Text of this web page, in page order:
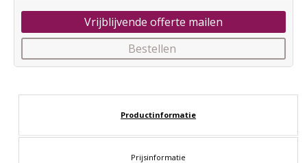
Vrijblijvende offerte mailen
Bestellen
Productinformatie
Prijsinformatie